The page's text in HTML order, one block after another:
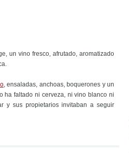
un vino fresco, afrutado, aromatizado
, ensaladas, anchoas, boquerones y un
ha faltado ni cerveza, ni vino blanco ni
y sus propietarios invitaban a seguir